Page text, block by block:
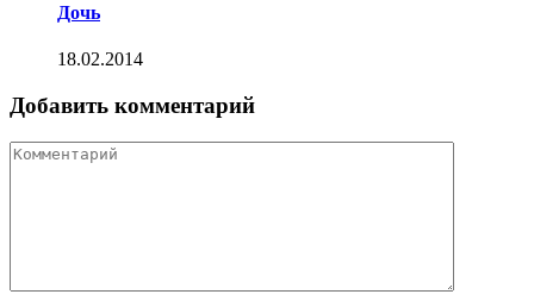
Дочь
18.02.2014
Добавить комментарий